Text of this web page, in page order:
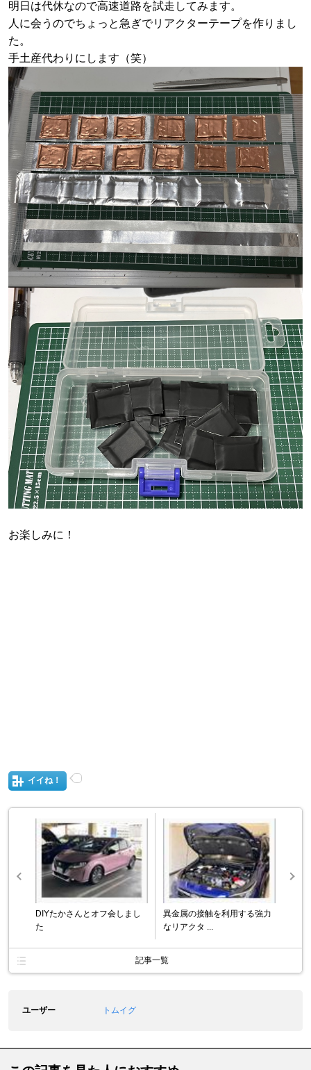
明日は代休なので高速道路を試走してみます。
人に会うのでちょっと急ぎでリアクターテープを作りまし
た。
手土産代わりにします（笑）
お楽しみに！
イイね！
DIYたかさんとオフ会しまし
た
異金属の接触を利用する強力
なリアクタ ...
記事一覧
ユーザー トムイグ